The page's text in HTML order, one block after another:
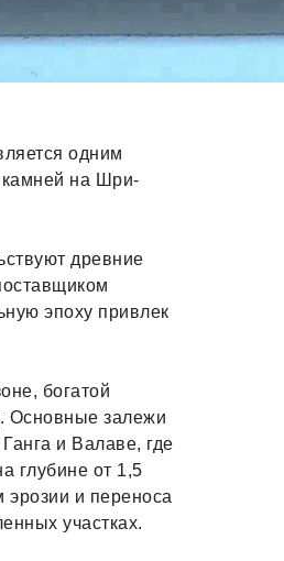
одним
камней на Шри-
древние
эпоху привлек
богатой
Основные залежи
и Валаве, где
глубине от 1,5
и переноса
участках.